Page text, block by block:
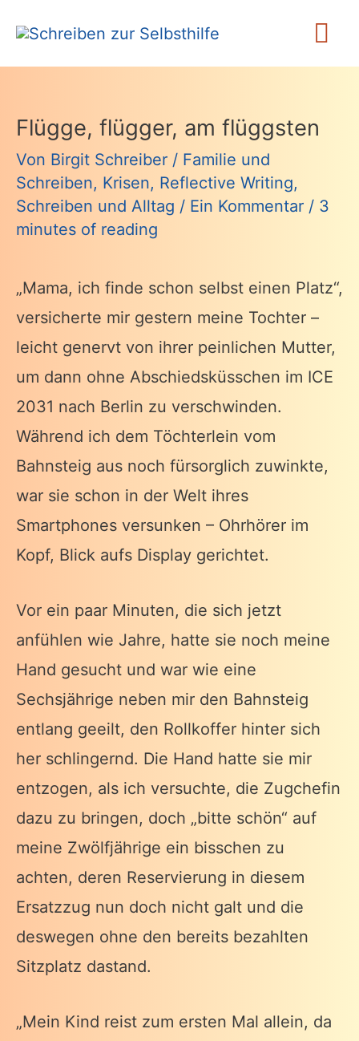
Inhalt
springen
Flügge, flügger, am flüggsten
Von Birgit Schreiber / Familie und
Schreiben, Krisen, Reflective Writing,
Schreiben und Alltag / Ein Kommentar / 3
minutes of reading
„Mama, ich finde schon selbst einen Platz“,
versicherte mir gestern meine Tochter –
leicht genervt von ihrer peinlichen Mutter,
um dann ohne Abschiedsküsschen im ICE
2031 nach Berlin zu verschwinden.
Während ich dem Töchterlein vom
Bahnsteig aus noch fürsorglich zuwinkte,
war sie schon in der Welt ihres
Smartphones versunken – Ohrhörer im
Kopf, Blick aufs Display gerichtet.
Vor ein paar Minuten, die sich jetzt
anfühlen wie Jahre, hatte sie noch meine
Hand gesucht und war wie eine
Sechsjährige neben mir den Bahnsteig
entlang geeilt, den Rollkoffer hinter sich
her schlingernd. Die Hand hatte sie mir
entzogen, als ich versuchte, die Zugchefin
dazu zu bringen, doch „bitte schön“ auf
meine Zwölfjährige ein bisschen zu
achten, deren Reservierung in diesem
Ersatzzug nun doch nicht galt und die
deswegen ohne den bereits bezahlten
Sitzplatz dastand.
„Mein Kind reist zum ersten Mal allein, da